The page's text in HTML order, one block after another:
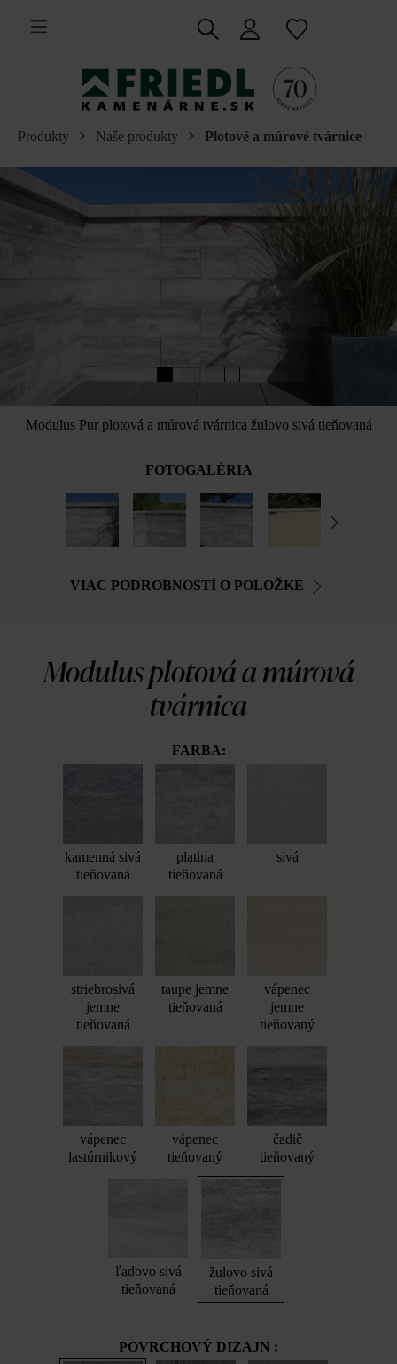
hlavný obsah
Produkty Naše produkty Plotové a múrové tvárnice
Modulus Pur plotová a múrová tvárnica žulovo sivá tieňovaná
FOTOGALÉRIA
VIAC PODROBNOSTÍ O POLOŽKE
Modulus plotová a múrová
tvárnica
FARBA:
kamenná sivá
tieňovaná
platina
tieňovaná
sivá
striebrosivá
jemne
tieňovaná
taupe jemne
tieňovaná
vápenec
jemne
tieňovaný
vápenec
lastúrnikový
vápenec
tieňovaný
čadič
tieňovaný
ľadovo sivá
tieňovaná
žulovo sivá
tieňovaná
POVRCHOVÝ DIZAJN :